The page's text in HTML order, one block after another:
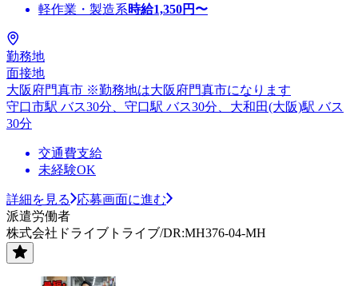
軽作業・製造系時給1,350円〜
勤務地
面接地
大阪府門真市 ※勤務地は大阪府門真市になります
守口市駅 バス30分、守口駅 バス30分、大和田(大阪)駅 バス
30分
交通費支給
未経験OK
詳細を見る
応募画面に進む
派遣労働者
株式会社ドライブトライブ/DR:MH376-04-MH